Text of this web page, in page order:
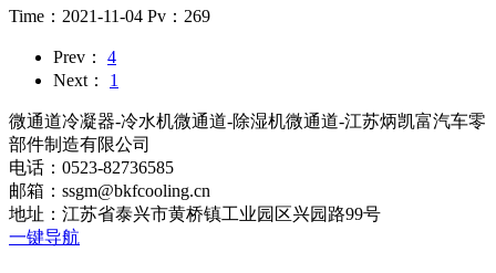
Time：2021-11-04 Pv：269
Prev：
4
Next：
1
微通道冷凝器-冷水机微通道-除湿机微通道-江苏炳凯富汽车零
部件制造有限公司
电话：0523-82736585
邮箱：ssgm@bkfcooling.cn
地址：江苏省泰兴市黄桥镇工业园区兴园路99号
一键导航